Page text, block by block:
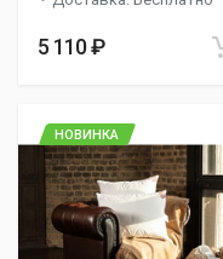
5 110 ₽
НОВИНКА